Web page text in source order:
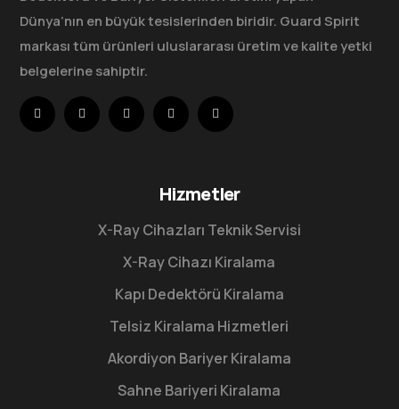
Dünya’nın en büyük tesislerinden biridir. Guard Spirit
markası tüm ürünleri uluslararası üretim ve kalite yetki
belgelerine sahiptir.
Hizmetler
X-Ray Cihazları Teknik Servisi
X-Ray Cihazı Kiralama
Kapı Dedektörü Kiralama
Telsiz Kiralama Hizmetleri
Akordiyon Bariyer Kiralama
Sahne Bariyeri Kiralama